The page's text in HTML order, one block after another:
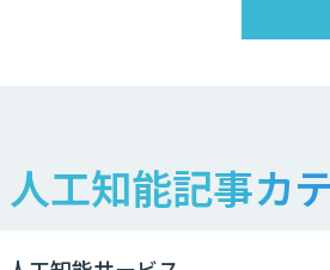
工知能記事カ